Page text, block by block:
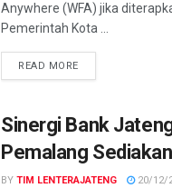
Anywhere (WFA) jika
Pemerintah Kota ...
READ MOREDETAILS
Sinergi Bank
Pemalang
BY TIM LENTERAJATENG 20/12/